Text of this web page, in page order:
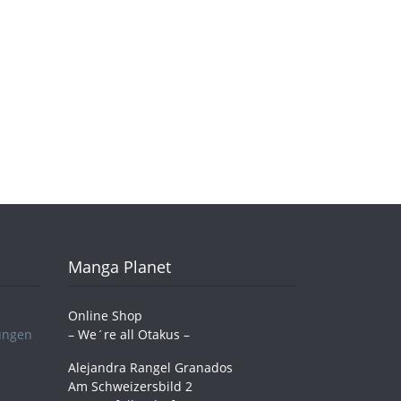
Manga Planet
Online Shop
– We´re all Otakus –
Alejandra Rangel Granados
Am Schweizersbild 2